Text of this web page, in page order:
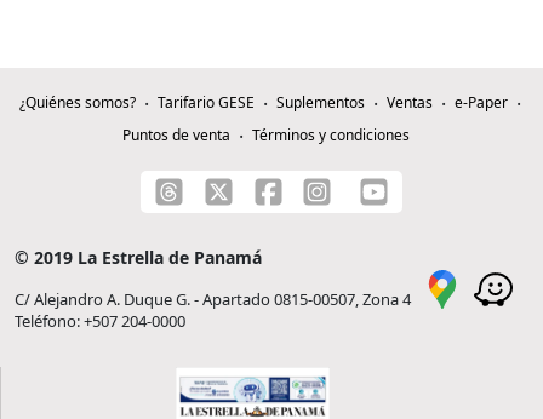
¿Quiénes somos? Tarifario GESE Suplementos Ventas
e-Paper
Puntos de venta
Términos y condiciones
© 2019 La Estrella de Panamá
C/ Alejandro A. Duque G. - Apartado 0815-00507, Zona 4
Teléfono: +507 204-0000